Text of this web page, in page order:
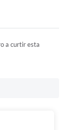
a curtir esta